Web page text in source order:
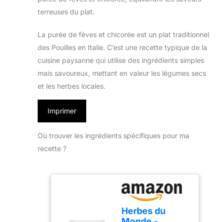
terreuses du plat.
La purée de fèves et chicorée est un plat traditionnel
des Pouilles en Italie. C’est une recette typique de la
cuisine paysanne qui utilise des ingrédients simples
mais savoureux, mettant en valeur les légumes secs
et les herbes locales.
Imprimer
Où trouver les ingrédients spécifiques pour ma
recette ?
Herbes du